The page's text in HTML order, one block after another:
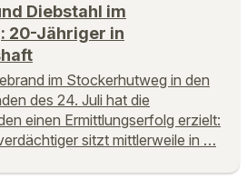
Diebstahl im
20-Jähriger in
im Stockerhutweg in den
des 24. Juli hat die
einen Ermittlungserfolg erzielt:
sitzt mittlerweile in …